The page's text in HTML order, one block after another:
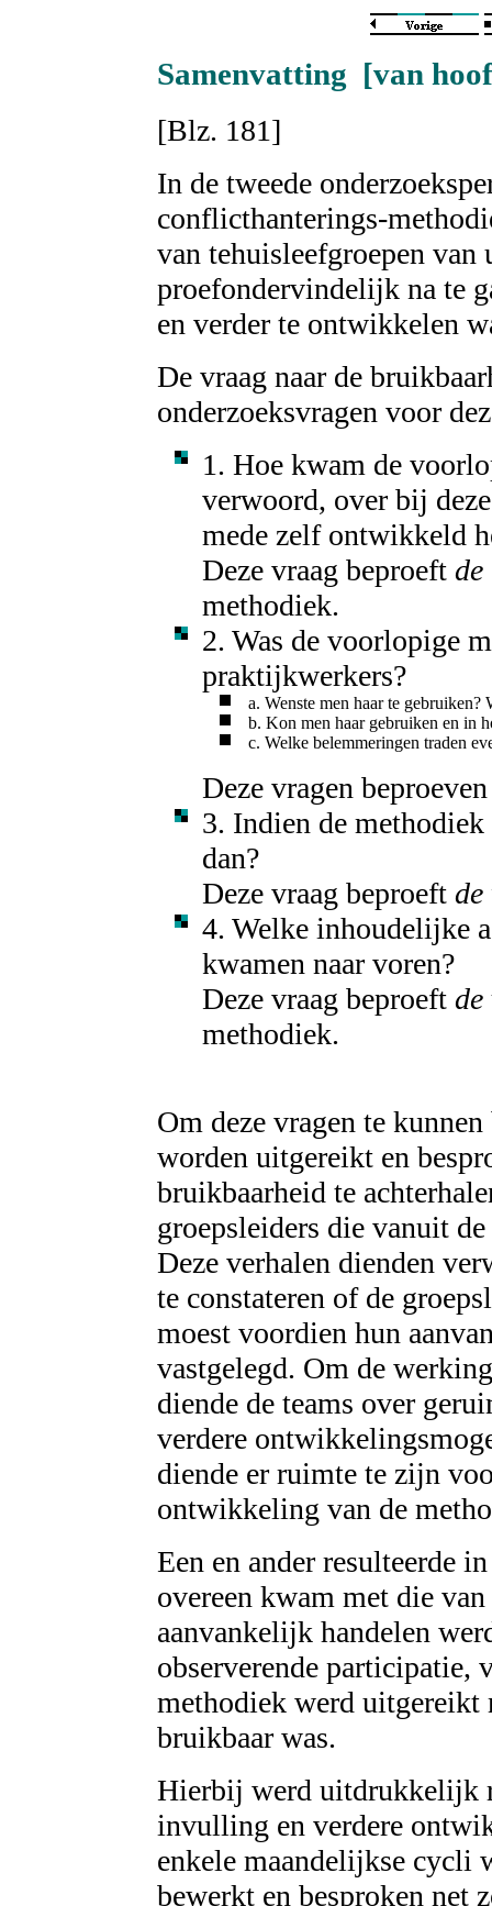
Samenvatting [van
[Blz. 181]
In de tweede
conflicthanterings-
van tehuisleefgroepen van
proefondervindelijk na te
en verder te ontwikkelen
De vraag naar de
onderzoeksvragen voor
1. Hoe kwam de
verwoord, over bij
mede zelf ontwikkeld
Deze vraag beproeft
methodiek.
2. Was de voorlopige
praktijkwerkers?
a. Wenste men haar te gebruiken?
b. Kon men haar gebruiken en in
c. Welke belemmeringen traden
Deze vragen
3. Indien de
dan?
Deze vraag beproeft
4. Welke inhoudelijke
kwamen naar voren?
Deze vraag beproeft
methodiek.
Om deze vragen te
worden uitgereikt en
bruikbaarheid te
groepsleiders die vanuit
Deze verhalen dienden
te constateren of de
moest voordien hun
vastgelegd. Om de
diende de teams over
verdere
diende er ruimte te zijn
ontwikkeling van de
Een en ander resulteerde
overeen kwam met die
aanvankelijk handelen
observerende participatie,
methodiek werd uitgereikt
bruikbaar was.
Hierbij werd uitdrukkelijk
invulling en verdere
enkele maandelijkse cycli
bewerkt en besproken net